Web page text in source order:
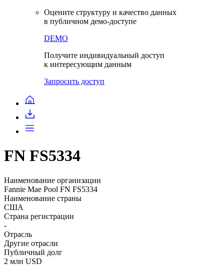
Оцените структуру и качество данных
в публичном демо-доступе
DEMO
Получите индивидуальный доступ
к интересующим данным
Запросить доступ
FN FS5334
Наименование организации
Fannie Mae Pool FN FS5334
Наименование страны
США
Страна регистрации
-
Отрасль
Другие отрасли
Публичный долг
2 млн USD